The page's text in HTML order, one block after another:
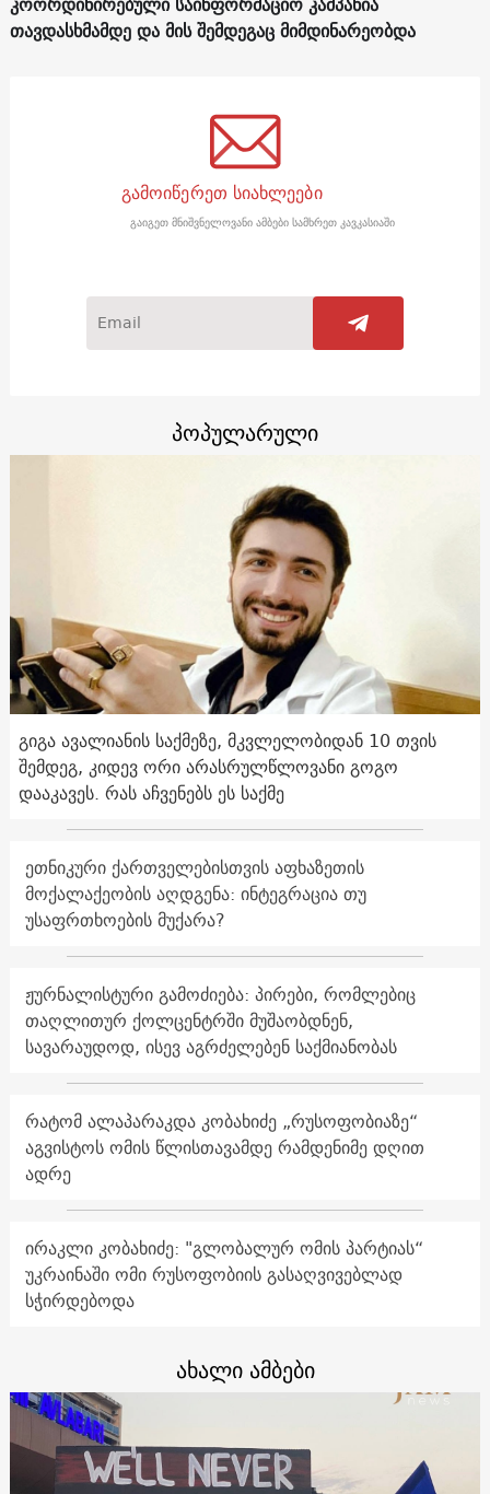
თავდასხმამდე და მის შემდეგაც მიმდინარეობდა
გამოიწერეთ სიახლეები
გაიგეთ მნიშვნელოვანი ამბები სამხრეთ კავკასიაში
პოპულარული
გიგა ავალიანის საქმეზე, მკვლელობიდან 10 თვის
შემდეგ, კიდევ ორი არასრულწლოვანი გოგო
დააკავეს. რას აჩვენებს ეს საქმე
ეთნიკური ქართველებისთვის აფხაზეთის
მოქალაქეობის აღდგენა: ინტეგრაცია თუ
უსაფრთხოების მუქარა?
ჟურნალისტური გამოძიება: პირები, რომლებიც
თაღლითურ ქოლცენტრში მუშაობდნენ,
სავარაუდოდ, ისევ აგრძელებენ საქმიანობას
რატომ ალაპარაკდა კობახიძე „რუსოფობიაზე“
აგვისტოს ომის წლისთავამდე რამდენიმე დღით
ადრე
ირაკლი კობახიძე: "გლობალურ ომის პარტიას“
უკრაინაში ომი რუსოფობიის გასაღვივებლად
სჭირდებოდა
ახალი ამბები